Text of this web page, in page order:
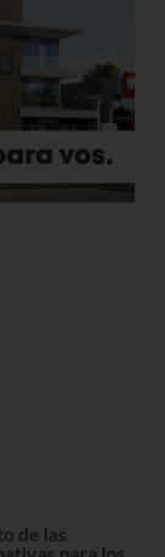
de las
para los